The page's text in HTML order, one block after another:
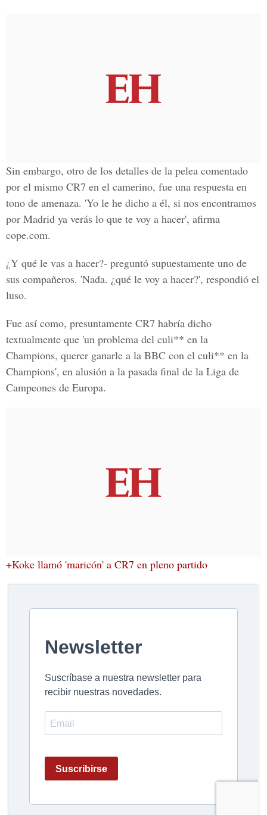
Sin embargo, otro de los detalles de la pelea comentado
por el mismo CR7 en el camerino, fue una respuesta en
tono de amenaza. 'Yo le he dicho a él, si nos encontramos
por Madrid ya verás lo que te voy a hacer', afirma
cope.com.
¿Y qué le vas a hacer?- preguntó supuestamente uno de
sus compañeros. 'Nada. ¿qué le voy a hacer?', respondió el
luso.
Fue así como, presuntamente CR7 habría dicho
textualmente que 'un problema del culi** en la
Champions, querer ganarle a la BBC con el culi** en la
Champions', en alusión a la pasada final de la Liga de
Campeones de Europa.
+Koke llamó 'maricón' a CR7 en pleno partido